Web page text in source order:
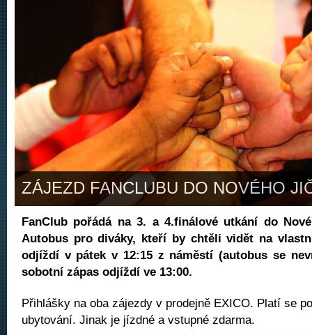
ZÁJEZD FANCLUBU DO NOVÉHO
FanClub pořádá na 3. a 4.finálové utkání do
Autobus pro diváky, kteří by chtěli vidět na
odjíždí v pátek v 12:15 z náměstí (autobus se
sobotní zápas odjíždí ve 13:00.
Přihlášky na oba zájezdy v prodejně EXICO. Platí se
ubytování. Jinak je jízdné a vstupné zdarma.